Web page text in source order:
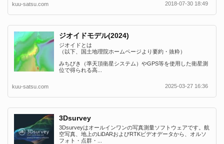
kuu-satsu.com 2018-07-30 18:49
ジオイドモデル(2024)
ジオイドとは
（以下、国土地理院ホームページより要約・抜粋）
みちびき（準天頂衛星システム）やGPS等を使用した衛星測
位で得られる高...
kuu-satsu.com 2025-03-27 16:36
3Dsurvey
3Dsurveyはオールインワンの写真測量ソフトウェアです。航
空写真、地上のLiDARおよびRTKビデオデータから、オルソ
フォト・点群・...